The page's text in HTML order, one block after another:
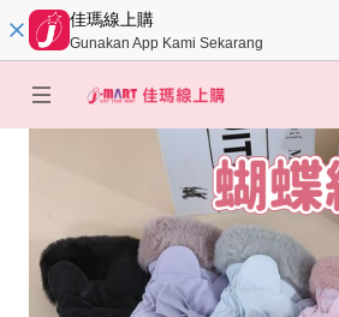
佳瑪線上購
Gunakan App Kami Sekarang